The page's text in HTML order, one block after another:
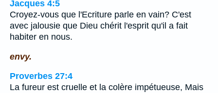
Jacques 4:5
Croyez-vous que l'Ecriture parle en vain? C'est
avec jalousie que Dieu chérit l'esprit qu'il a fait
habiter en nous.
envy.
Proverbes 27:4
La fureur est cruelle et la colère impétueuse, Mais